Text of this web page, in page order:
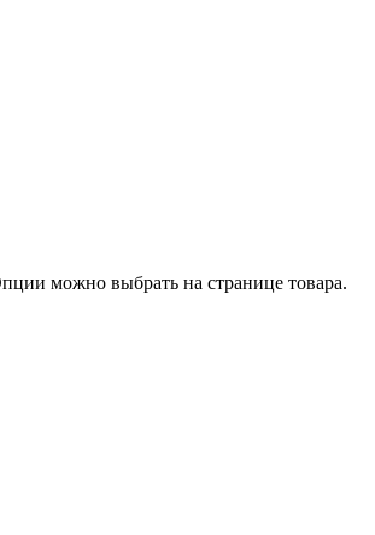
можно выбрать на странице товара.